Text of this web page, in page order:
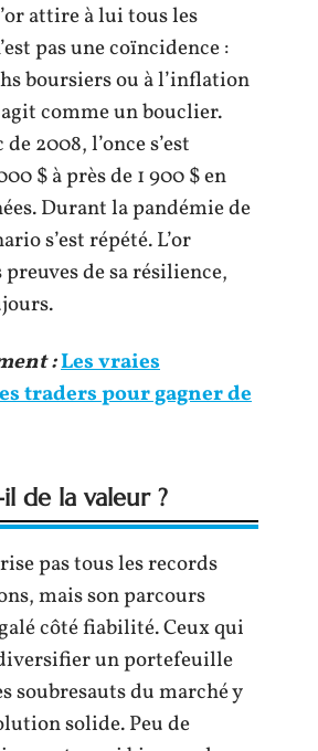
attire à lui tous les
pas une coïncidence :
boursiers ou à l’inflation
comme un bouclier.
2008, l’once s’est
$ à près de 1 900 $ en
Durant la pandémie de
s’est répété. L’or
de sa résilience,
:Les vraies
traders pour gagner de
de la valeur ?
pas tous les records
mais son parcours
côté fiabilité. Ceux qui
un portefeuille
soubresauts du marché y
solide. Peu de